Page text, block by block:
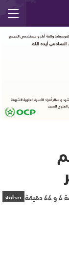
صحافة